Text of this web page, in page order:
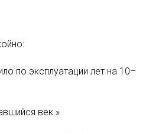
по эксплуатации лет на 10–
век.»